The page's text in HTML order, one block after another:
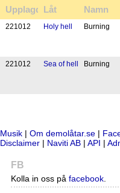
Upplagd Låt Namn
221012 Holy hell Burning
221012 Sea of hell Burning
Musik | Om demolåtar.se |
Disclaimer | Naviti AB | API |
FB
Kolla in oss på facebook.